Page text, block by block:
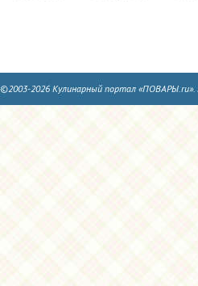
©2003-2026 Кулинарный портал «ПОВАРЫ.ru».